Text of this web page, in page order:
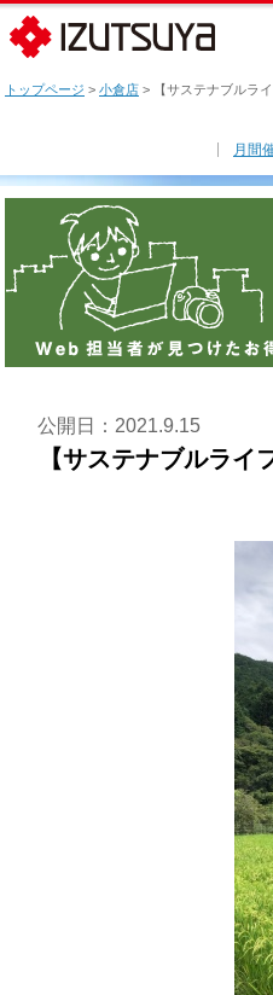
トップページ > 小倉店 > 【サステナブルラ
月間
公開日：2021.9.15
【サステナブルライ